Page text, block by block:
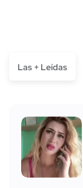
Las + Leídas